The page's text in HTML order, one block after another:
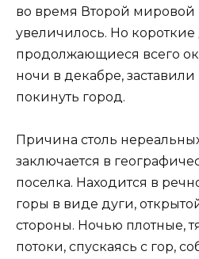
во время Второй
увеличилось. Но
продолжающиеся всего
ночи в декабре,
покинуть город.
Причина столь
заключается в
поселка. Находится в
горы в виде дуги,
стороны. Ночью плотные,
потоки, спускаясь с гор,